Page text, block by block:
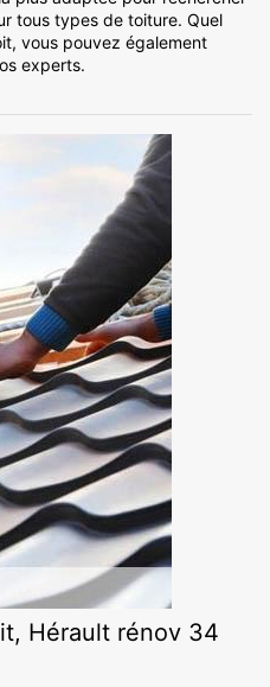
tous types de toiture. Quel
vous pouvez également
experts.
Hérault rénov 34